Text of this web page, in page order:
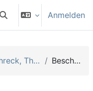
Sucheingabe umschalten
Anmelden
Schreck, Thomas (Sth) Beschreibung